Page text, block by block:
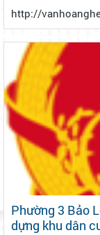
http://
Phường 3 Bảo
dựng khu dân